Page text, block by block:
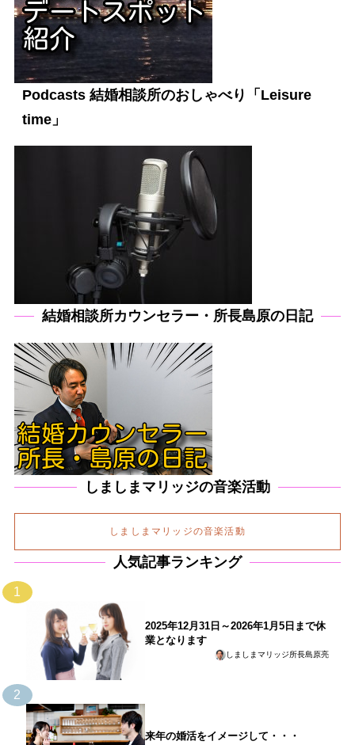
Podcasts 結婚相談所のおしゃべり「Leisure
time」
結婚相談所カウンセラー・所長島原の日記
しましまマリッジの音楽活動
しましまマリッジの音楽活動
人気記事ランキング
1
2025年12月31日～2026年1月5日まで休
業となります
しましまマリッジ所長島原亮
2
来年の婚活をイメージして・・・